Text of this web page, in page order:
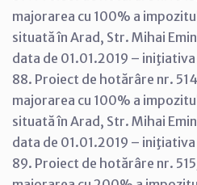
majorarea cu 100% a
situată în Arad, Str. Mihai
data de 01.01.2019 –
88. Proiect de hotărâre nr.
majorarea cu 100% a
situată în Arad, Str. Mihai
data de 01.01.2019 –
89. Proiect de hotărâre nr.